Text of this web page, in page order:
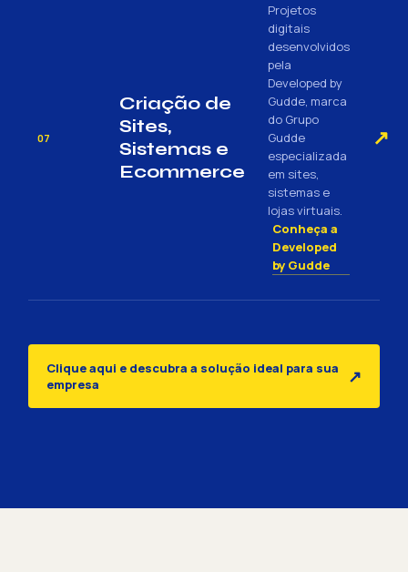
07
Criação de
Sites,
Sistemas e
Ecommerce
Projetos
digitais
desenvolvidos
pela
Developed by
Gudde, marca
do Grupo
Gudde
especializada
em sites,
sistemas e
lojas virtuais.
Conheça a
Developed
by Gudde
↗
Clique aqui e descubra a solução ideal para sua
empresa
↗